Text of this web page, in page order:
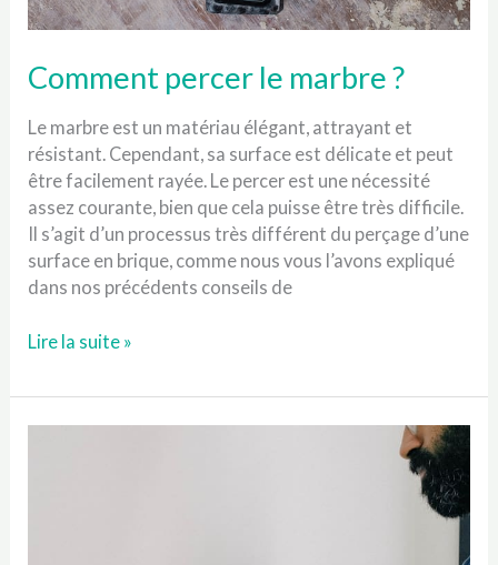
Comment percer le marbre ?
Le marbre est un matériau élégant, attrayant et
résistant. Cependant, sa surface est délicate et peut
être facilement rayée. Le percer est une nécessité
assez courante, bien que cela puisse être très difficile.
Il s’agit d’un processus très différent du perçage d’une
surface en brique, comme nous vous l’avons expliqué
dans nos précédents conseils de
Comment
le
Lire la suite »